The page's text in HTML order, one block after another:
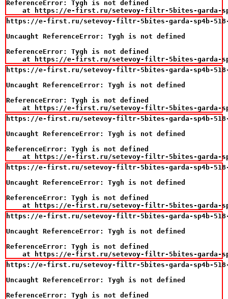
ReferenceError: Tygh is not defined
at https://e-first.ru/setevoy-filtr-5bites-garda-
https://e-first.ru/setevoy-filtr-5bites-garda-sp4b-518-
Uncaught ReferenceError: Tygh is not defined
ReferenceError: Tygh is not defined
at https://e-first.ru/setevoy-filtr-5bites-garda-
https://e-first.ru/setevoy-filtr-5bites-garda-sp4b-518-4s-
Uncaught ReferenceError: Tygh is not defined
ReferenceError: Tygh is not defined
at https://e-first.ru/setevoy-filtr-5bites-garda-
https://e-first.ru/setevoy-filtr-5bites-garda-sp4b-518-4s-
Uncaught ReferenceError: Tygh is not defined
ReferenceError: Tygh is not defined
at https://e-first.ru/setevoy-filtr-5bites-garda-
https://e-first.ru/setevoy-filtr-5bites-garda-sp4b-518-
Uncaught ReferenceError: Tygh is not defined
ReferenceError: Tygh is not defined
at https://e-first.ru/setevoy-filtr-5bites-garda-
https://e-first.ru/setevoy-filtr-5bites-garda-sp4b-518-
Uncaught ReferenceError: Tygh is not defined
ReferenceError: Tygh is not defined
at https://e-first.ru/setevoy-filtr-5bites-garda-
https://e-first.ru/setevoy-filtr-5bites-garda-sp4b-518-
Uncaught ReferenceError: Tygh is not defined
ReferenceError: Tygh is not defined